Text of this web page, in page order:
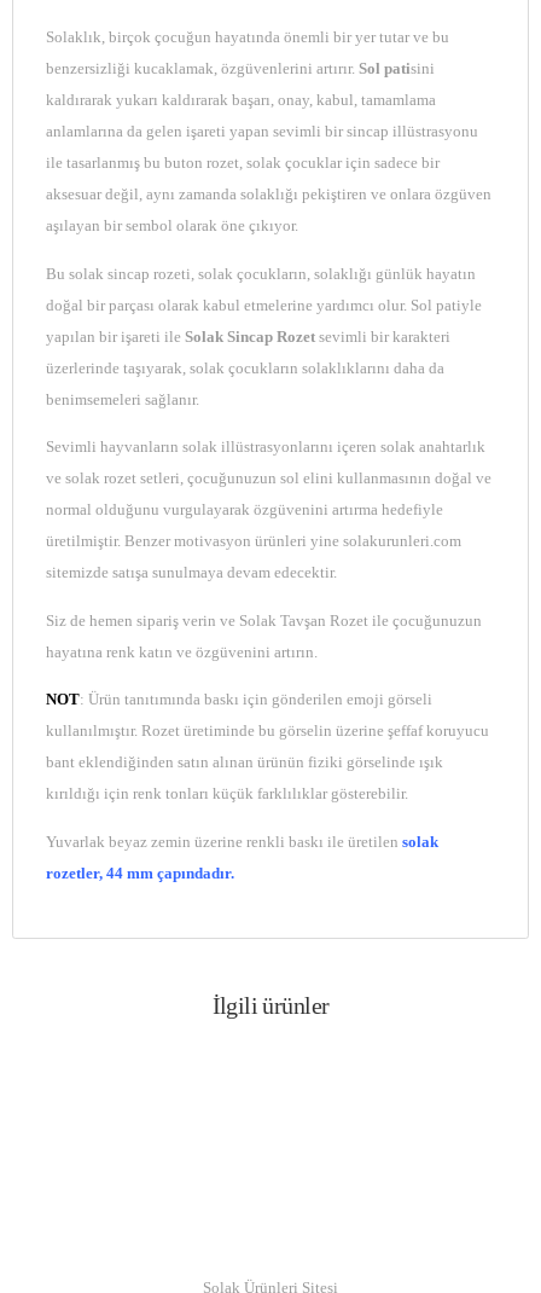
Solaklık, birçok çocuğun hayatında önemli bir yer tutar ve bu
benzersizliği kucaklamak, özgüvenlerini artırır. Sol patisini
kaldırarak yukarı kaldırarak başarı, onay, kabul, tamamlama
anlamlarına da gelen işareti yapan sevimli bir sincap illüstrasyonu
ile tasarlanmış bu buton rozet, solak çocuklar için sadece bir
aksesuar değil, aynı zamanda solaklığı pekiştiren ve onlara özgüven
aşılayan bir sembol olarak öne çıkıyor.
Bu solak sincap rozeti, solak çocukların, solaklığı günlük hayatın
doğal bir parçası olarak kabul etmelerine yardımcı olur. Sol patiyle
yapılan bir işareti ile Solak Sincap Rozet sevimli bir karakteri
üzerlerinde taşıyarak, solak çocukların solaklıklarını daha da
benimsemeleri sağlanır.
Sevimli hayvanların solak illüstrasyonlarını içeren solak anahtarlık
ve solak rozet setleri, çocuğunuzun sol elini kullanmasının doğal ve
normal olduğunu vurgulayarak özgüvenini artırma hedefiyle
üretilmiştir. Benzer motivasyon ürünleri yine solakurunleri.com
sitemizde satışa sunulmaya devam edecektir.
Siz de hemen sipariş verin ve Solak Tavşan Rozet ile çocuğunuzun
hayatına renk katın ve özgüvenini artırın.
NOT: Ürün tanıtımında baskı için gönderilen emoji görseli
kullanılmıştır. Rozet üretiminde bu görselin üzerine şeffaf koruyucu
bant eklendiğinden satın alınan ürünün fiziki görselinde ışık
kırıldığı için renk tonları küçük farklılıklar gösterebilir.
Yuvarlak beyaz zemin üzerine renkli baskı ile üretilen solak
rozetler, 44 mm çapındadır.
İlgili ürünler
Solak Ürünleri Sitesi